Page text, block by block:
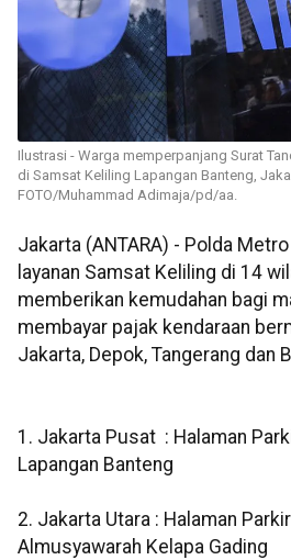
Ilustrasi - Warga memperpanjang Surat
di Samsat Keliling Lapangan Banteng,
FOTO/Muhammad Adimaja/pd/aa.
Jakarta (ANTARA) - Polda
layanan Samsat Keliling di 14
memberikan kemudahan bagi
membayar pajak kendaraan
Jakarta, Depok, Tangerang dan
1. Jakarta Pusat : Halaman
Lapangan Banteng
2. Jakarta Utara : Halaman
Almusyawarah Kelapa Gading